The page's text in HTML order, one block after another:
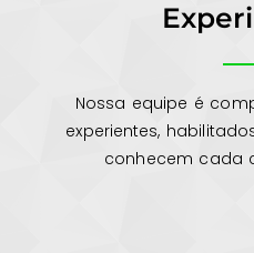
Nossa equipe é
experientes,
conhecem cada